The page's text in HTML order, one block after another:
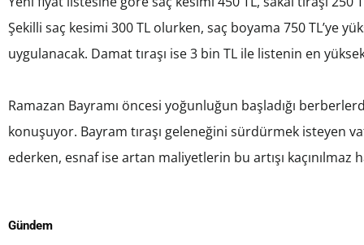
Şekilli saç kesimi 300 TL olurken, saç boyama 750 TL’ye
uygulanacak. Damat tıraşı ise 3 bin TL ile listenin en
Ramazan Bayramı öncesi yoğunluğun başladığı
konuşuyor. Bayram tıraşı geleneğini sürdürmek isteyen
ederken, esnaf ise artan maliyetlerin bu artışı
Gündem